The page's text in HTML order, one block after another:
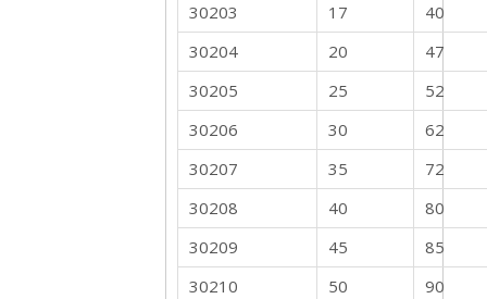
30203
17
40
30204
20
47
30205
25
52
30206
30
62
30207
35
72
30208
40
80
30209
45
85
30210
50 90